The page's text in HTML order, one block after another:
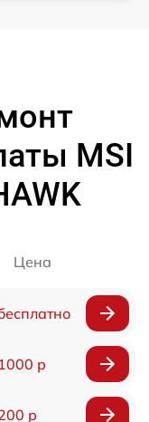
MSI
Цена
1000 р
р